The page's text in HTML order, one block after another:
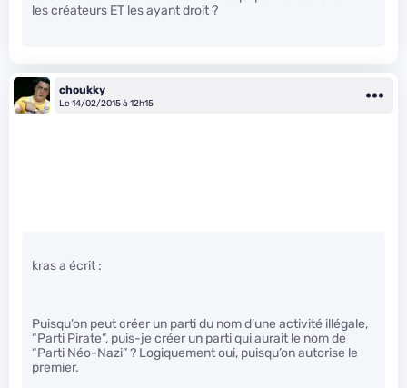
les créateurs ET les ayant droit ?
choukky
Le 14/02/2015 à 12h15
kras a écrit :
Puisqu’on peut créer un parti du nom d’une activité illégale,
“Parti Pirate”, puis-je créer un parti qui aurait le nom de
“Parti Néo-Nazi” ? Logiquement oui, puisqu’on autorise le
premier.